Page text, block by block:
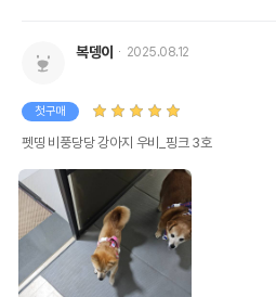
복뎅이 2025.08.12
첫구매
펫띵 비풍당당 강아지 우비_핑크 3호